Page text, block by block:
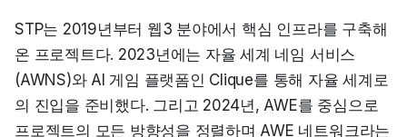
STP는 2019년부터 웹3 분야에서 핵심 인프라를 구축해
온 프로젝트다. 2023년에는 자율 세계 네임 서비스
(AWNS)와 AI 게임 플랫폼인 Clique를 통해 자율 세계로
의 진입을 준비했다. 그리고 2024년, AWE를 중심으로
프로젝트의 모든 방향성을 정렬하며 AWE 네트워크라는